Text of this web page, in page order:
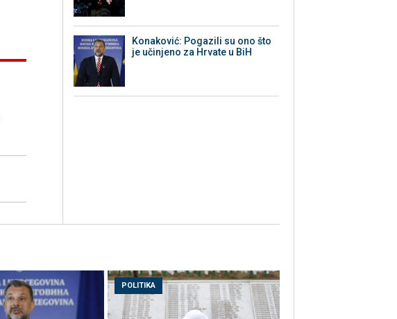
Konaković: Pogazili su ono što
je učinjeno za Hrvate u BiH
POLITIKA